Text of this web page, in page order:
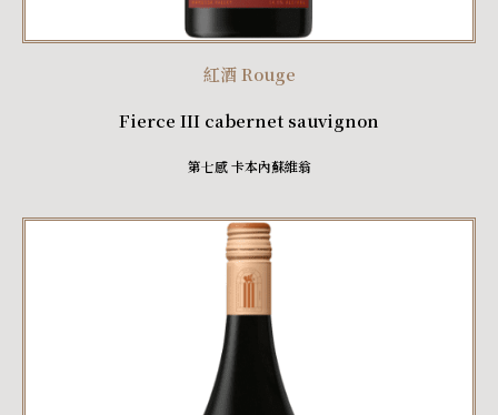
紅酒 Rouge
Fierce III cabernet sauvignon
第七感 卡本內蘇維翁